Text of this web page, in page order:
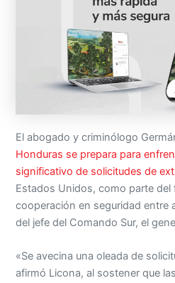
El abogado y criminólogo
Honduras se prepara para
significativo de solicitudes de
Estados Unidos, como parte del
cooperación en seguridad entre
del jefe del Comando Sur, el
«Se avecina una oleada de
afirmó Licona, al sostener que